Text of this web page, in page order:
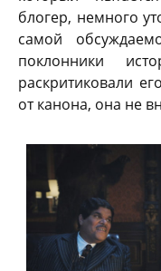
блогер, немного
самой
поклонники
раскритиковали
от канона, она не